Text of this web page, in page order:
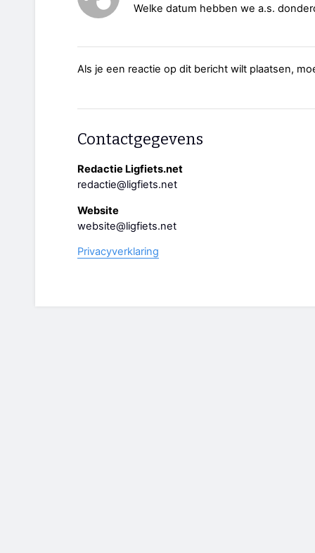
Welke datum hebben we a.s.
Als je een reactie op dit bericht wilt plaatsen,
Contactgegevens
Redactie Ligfiets.net
redactie@ligfiets.net
Website
website@ligfiets.net
Privacyverklaring